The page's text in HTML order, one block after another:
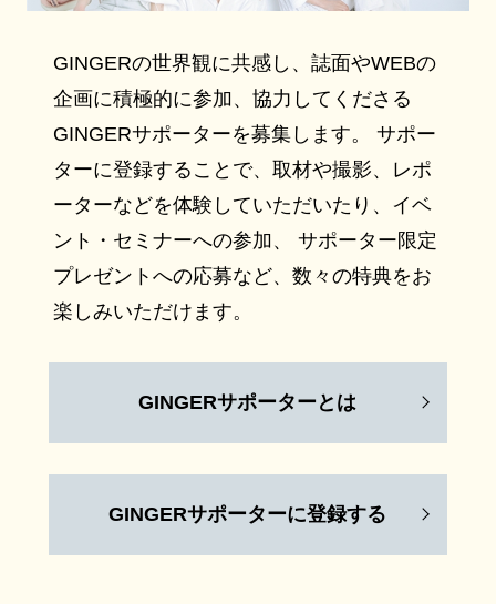
GINGERの世界観に共感し、誌面やWEBの
企画に積極的に参加、協力してくださる
GINGERサポーターを募集します。 サポー
ターに登録することで、取材や撮影、レポ
ーターなどを体験していただいたり、イベ
ント・セミナーへの参加、 サポーター限定
プレゼントへの応募など、数々の特典をお
楽しみいただけます。
GINGERサポーターとは
GINGERサポーターに登録する